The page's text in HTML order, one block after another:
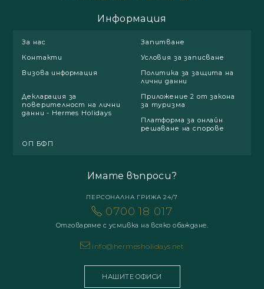
Информация
За нас
Запитване
Контакти
Условия за записване
Визова информация
Политика за защита на
лични данни
Декларация за
поверителност на лични
данни - Hermes Holidays
Приложение 2 от закона
за туризма
Платформа за онлайн
решаване на спорове
ОП БФП
Имате въпроси?
ПЕРСОНАЛНА ГРИЖА 24/7
0700 18 017
Отговаряме с усмивка на всяко обаждане.
info@hermesholidays.net
НАШИТЕ ОФИСИ